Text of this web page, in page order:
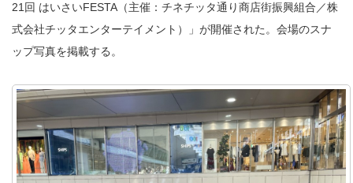
21回 はいさいFESTA（主催：チネチッタ通り商店街振興組合／株
式会社チッタエンターテイメント）」が開催された。会場のスナ
ップ写真を掲載する。